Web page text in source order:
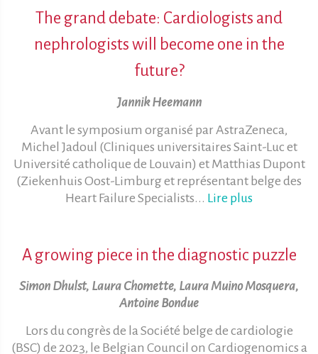
The grand debate: Cardiologists and
nephrologists will become one in the
future?
Jannik Heemann
Avant le symposium organisé par AstraZeneca,
Michel Jadoul (Cliniques universitaires Saint-Luc et
Université catholique de Louvain) et Matthias Dupont
(Ziekenhuis Oost-Limburg et représentant belge des
Heart Failure Specialists... Lire plus
A growing piece in the diagnostic puzzle
Simon Dhulst, Laura Chomette, Laura Muino Mosquera,
Antoine Bondue
Lors du congrès de la Société belge de cardiologie
(BSC) de 2023, le Belgian Council on Cardiogenomics a